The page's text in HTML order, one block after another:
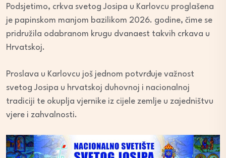
Podsjetimo, crkva svetog Josipa u Karlovcu proglašena
je papinskom manjom bazilikom 2026. godine, čime se
pridružila odabranom krugu dvanaest takvih crkava u
Hrvatskoj.
Proslava u Karlovcu još jednom potvrđuje važnost
svetog Josipa u hrvatskoj duhovnoj i nacionalnoj
tradiciji te okuplja vjernike iz cijele zemlje u zajedništvu
vjere i zahvalnosti.